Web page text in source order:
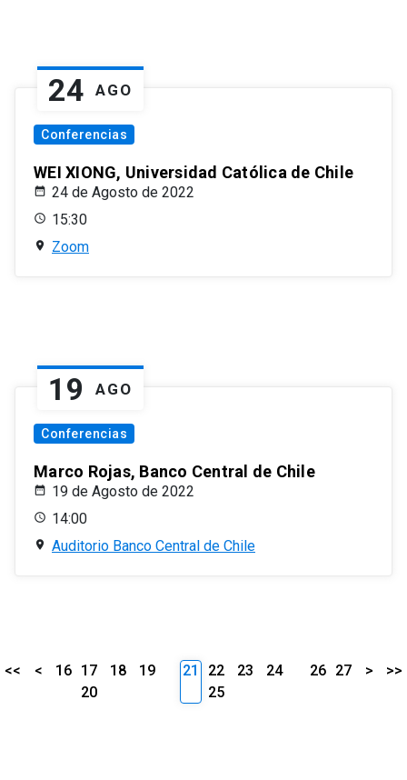
24 AGO
Conferencias
WEI XIONG, Universidad Católica de Chile
24 de Agosto de 2022
15:30
Zoom
19 AGO
Conferencias
Marco Rojas, Banco Central de Chile
19 de Agosto de 2022
14:00
Auditorio Banco Central de Chile
<< < 16 17 18
19
20
21 22 23
24
25
26 27 > >>